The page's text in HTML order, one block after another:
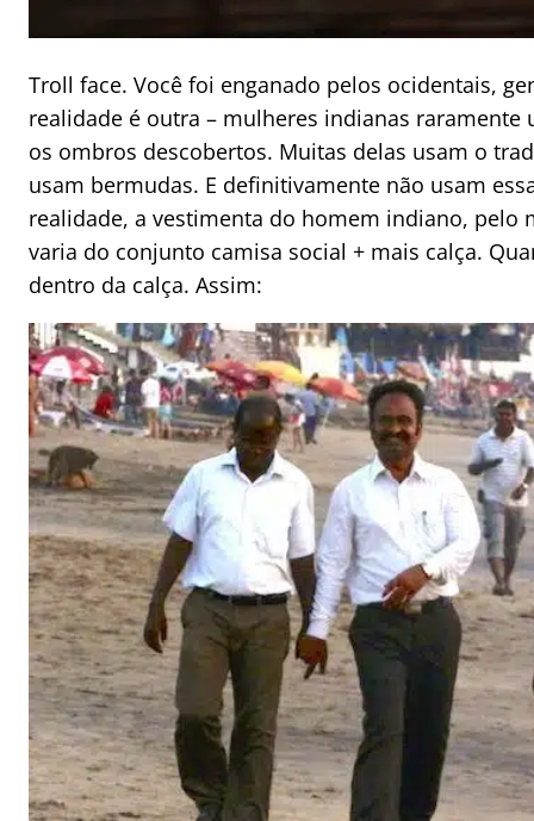
Troll face. Você foi enganado pelos ocidentais,
realidade é outra – mulheres indianas
os ombros descobertos. Muitas delas usam o
usam bermudas. E definitivamente não usam
realidade, a vestimenta do homem indiano, pelo
varia do conjunto camisa social + mais calça.
dentro da calça. Assim: